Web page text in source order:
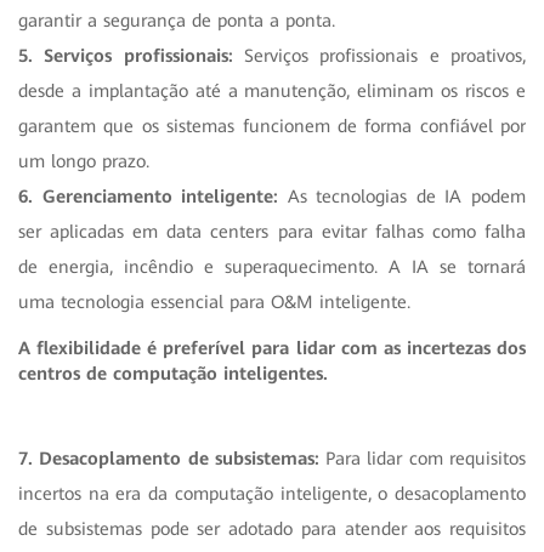
garantir a segurança de ponta a ponta.
5. Serviços profissionais: Serviços profissionais e proativos,
desde a implantação até a manutenção, eliminam os riscos e
garantem que os sistemas funcionem de forma confiável por
um longo prazo.
6. Gerenciamento inteligente: As tecnologias de IA podem
ser aplicadas em data centers para evitar falhas como falha
de energia, incêndio e superaquecimento. A IA se tornará
uma tecnologia essencial para O&M inteligente.
A flexibilidade é preferível para lidar com as incertezas dos
centros de computação inteligentes.
7. Desacoplamento de subsistemas: Para lidar com requisitos
incertos na era da computação inteligente, o desacoplamento
de subsistemas pode ser adotado para atender aos requisitos